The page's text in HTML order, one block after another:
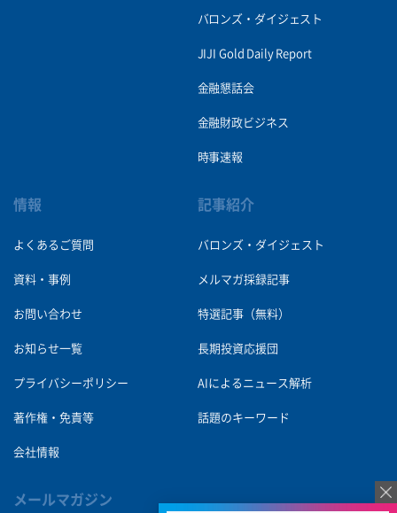
バロンズ・ダイジェスト
JIJI Gold Daily Report
金融懇話会
金融財政ビジネス
時事速報
情報
よくあるご質問
資料・事例
お問い合わせ
お知らせ一覧
プライバシーポリシー
著作権・免責等
会社情報
記事紹介
バロンズ・ダイジェスト
メルマガ採録記事
特選記事（無料）
長期投資応援団
AIによるニュース解析
話題のキーワード
メールマガジン